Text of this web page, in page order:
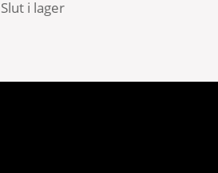
Slut i lager